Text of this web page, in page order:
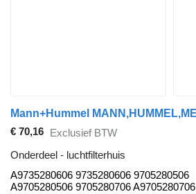
€ 70,16 Exclusief BTW
Onderdeel - luchtfilterhuis
A9735280606 9735280606 9705280506
A9705280506 9705280706 A9705280706